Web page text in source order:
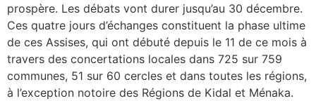
prospère. Les débats vont durer jusqu’au 30 décembre.
Ces quatre jours d’échanges constituent la phase ultime
de ces Assises, qui ont débuté depuis le 11 de ce mois à
travers des concertations locales dans 725 sur 759
communes, 51 sur 60 cercles et dans toutes les régions,
à l’exception notoire des Régions de Kidal et Ménaka.